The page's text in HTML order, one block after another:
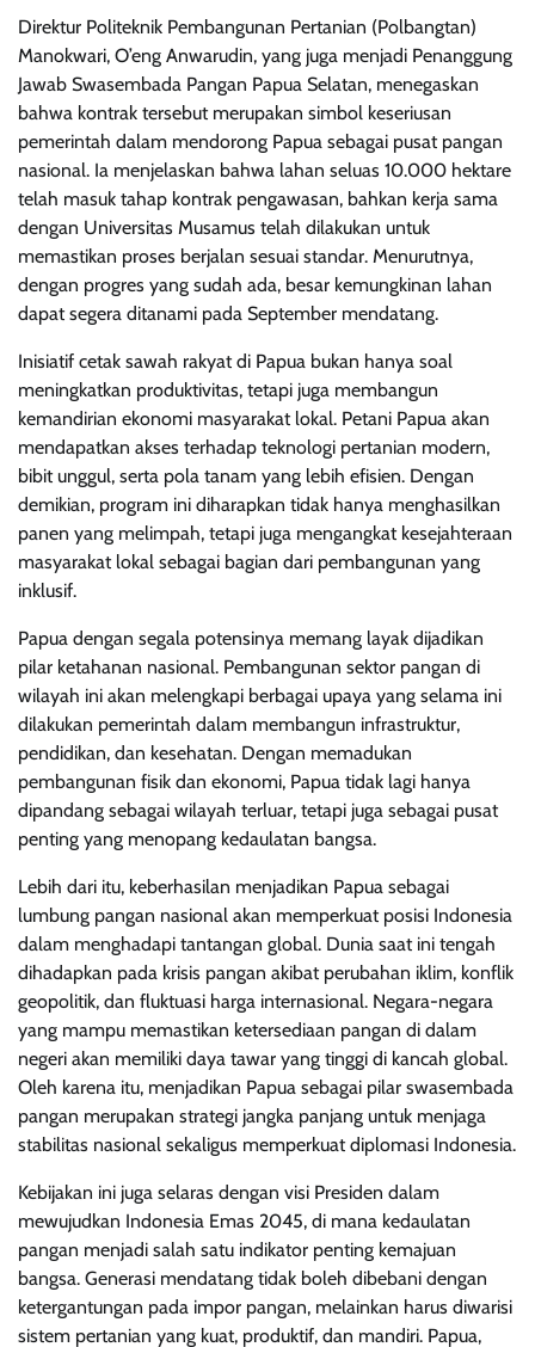
Direktur Politeknik Pembangunan Pertanian (Polbangtan)
Manokwari, O’eng Anwarudin, yang juga menjadi Penanggung
Jawab Swasembada Pangan Papua Selatan, menegaskan
bahwa kontrak tersebut merupakan simbol keseriusan
pemerintah dalam mendorong Papua sebagai pusat pangan
nasional. Ia menjelaskan bahwa lahan seluas 10.000 hektare
telah masuk tahap kontrak pengawasan, bahkan kerja sama
dengan Universitas Musamus telah dilakukan untuk
memastikan proses berjalan sesuai standar. Menurutnya,
dengan progres yang sudah ada, besar kemungkinan lahan
dapat segera ditanami pada September mendatang.
Inisiatif cetak sawah rakyat di Papua bukan hanya soal
meningkatkan produktivitas, tetapi juga membangun
kemandirian ekonomi masyarakat lokal. Petani Papua akan
mendapatkan akses terhadap teknologi pertanian modern,
bibit unggul, serta pola tanam yang lebih efisien. Dengan
demikian, program ini diharapkan tidak hanya menghasilkan
panen yang melimpah, tetapi juga mengangkat kesejahteraan
masyarakat lokal sebagai bagian dari pembangunan yang
inklusif.
Papua dengan segala potensinya memang layak dijadikan
pilar ketahanan nasional. Pembangunan sektor pangan di
wilayah ini akan melengkapi berbagai upaya yang selama ini
dilakukan pemerintah dalam membangun infrastruktur,
pendidikan, dan kesehatan. Dengan memadukan
pembangunan fisik dan ekonomi, Papua tidak lagi hanya
dipandang sebagai wilayah terluar, tetapi juga sebagai pusat
penting yang menopang kedaulatan bangsa.
Lebih dari itu, keberhasilan menjadikan Papua sebagai
lumbung pangan nasional akan memperkuat posisi Indonesia
dalam menghadapi tantangan global. Dunia saat ini tengah
dihadapkan pada krisis pangan akibat perubahan iklim, konflik
geopolitik, dan fluktuasi harga internasional. Negara-negara
yang mampu memastikan ketersediaan pangan di dalam
negeri akan memiliki daya tawar yang tinggi di kancah global.
Oleh karena itu, menjadikan Papua sebagai pilar swasembada
pangan merupakan strategi jangka panjang untuk menjaga
stabilitas nasional sekaligus memperkuat diplomasi Indonesia.
Kebijakan ini juga selaras dengan visi Presiden dalam
mewujudkan Indonesia Emas 2045, di mana kedaulatan
pangan menjadi salah satu indikator penting kemajuan
bangsa. Generasi mendatang tidak boleh dibebani dengan
ketergantungan pada impor pangan, melainkan harus diwarisi
sistem pertanian yang kuat, produktif, dan mandiri. Papua,